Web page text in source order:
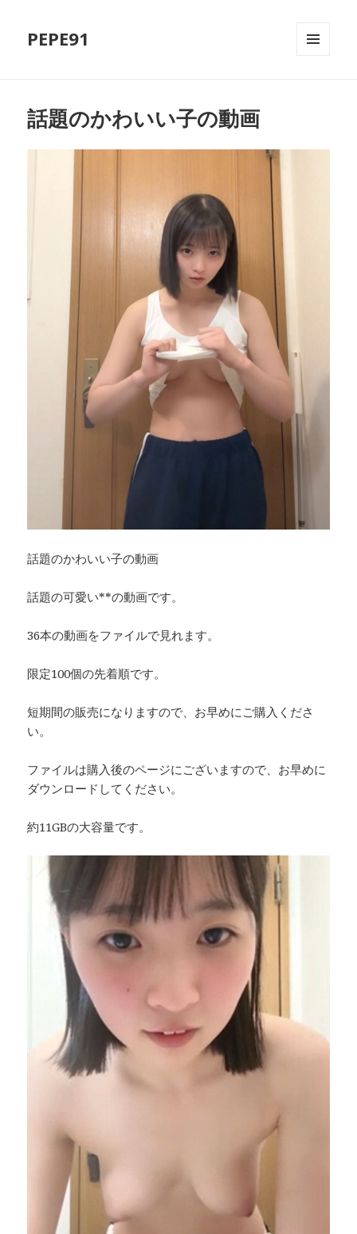
PEPE91
話題のかわいい子の動画
話題のかわいい子の動画
話題の可愛い**の動画です。
36本の動画をファイルで見れます。
限定100個の先着順です。
短期間の販売になりますので、お早めにご購入くださ
い。
ファイルは購入後のページにございますので、お早めに
ダウンロードしてください。
約11GBの大容量です。